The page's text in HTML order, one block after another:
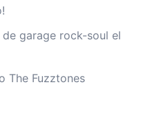
garage rock-soul el
The Fuzztones